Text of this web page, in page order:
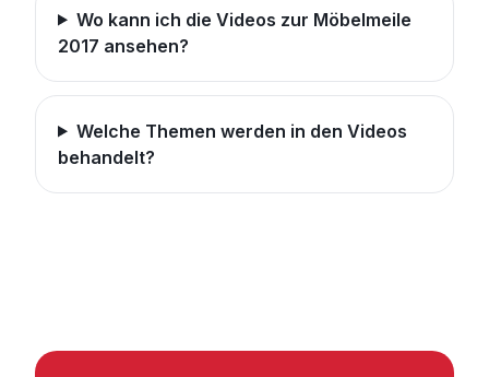
Wo kann ich die Videos zur Möbelmeile
2017 ansehen?
Welche Themen werden in den Videos
behandelt?